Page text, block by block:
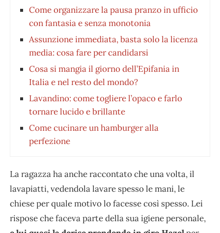
Come organizzare la pausa pranzo in ufficio
con fantasia e senza monotonia
Assunzione immediata, basta solo la licenza
media: cosa fare per candidarsi
Cosa si mangia il giorno dell’Epifania in
Italia e nel resto del mondo?
Lavandino: come togliere l’opaco e farlo
tornare lucido e brillante
Come cucinare un hamburger alla
perfezione
La ragazza ha anche raccontato che una volta, il
lavapiatti, vedendola lavare spesso le mani, le
chiese per quale motivo lo facesse così spesso. Lei
rispose che faceva parte della sua igiene personale,